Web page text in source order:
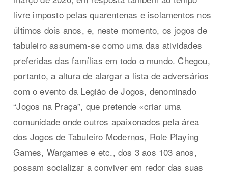
livre imposto pelas quarentenas e isolamentos nos
últimos dois anos, e, neste momento, os jogos de
tabuleiro assumem-se como uma das atividades
preferidas das famílias em todo o mundo. Chegou,
portanto, a altura de alargar a lista de adversários
com o evento da Legião de Jogos, denominado
“Jogos na Praça”, que pretende «criar uma
comunidade onde outros apaixonados pela área
dos Jogos de Tabuleiro Modernos, Role Playing
Games, Wargames e etc., dos 3 aos 103 anos,
possam socializar a conviver em redor das suas